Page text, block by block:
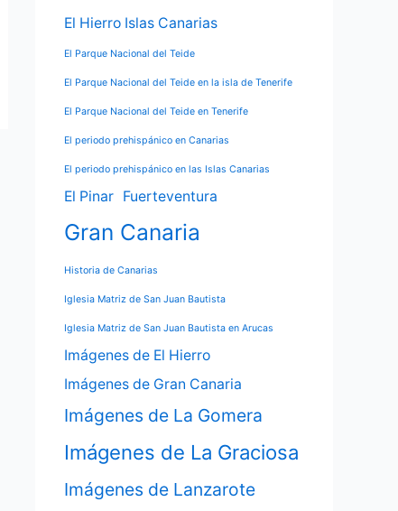
El Hierro Islas Canarias
El Parque Nacional del Teide
El Parque Nacional del Teide en la isla de Tenerife
El Parque Nacional del Teide en Tenerife
El periodo prehispánico en Canarias
El periodo prehispánico en las Islas Canarias
El Pinar Fuerteventura
Gran Canaria
Historia de Canarias
Iglesia Matriz de San Juan Bautista
Iglesia Matriz de San Juan Bautista en Arucas
Imágenes de El Hierro
Imágenes de Gran Canaria
Imágenes de La Gomera
Imágenes de La Graciosa
Imágenes de Lanzarote